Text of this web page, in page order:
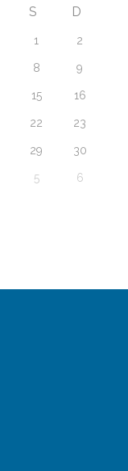
S D
1 2
8 9
15 16
22 23
29 30
5 6